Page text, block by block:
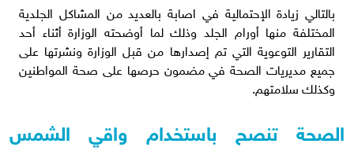
بالتالي زيادة الإحتمالية في اصابة بالعديد من المشاكل الجلدية
المختلفة منها أورام الجلد وذلك لما أوضحته الوزارة أثناء أحد
التقارير التوعوية التي تم إصدارها من قبل الوزارة ونشرتها على
جميع مديريات الصحة في مضمون حرصها على صحة المواطنين
وكذلك سلامتهم.
الصحة تنصح باستخدام واقي الشمس